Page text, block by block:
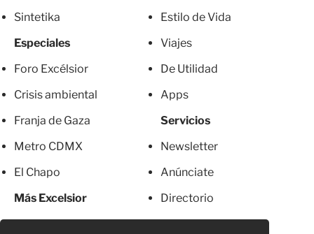
Sintetika
Especiales
Foro Excélsior
Crisis ambiental
Franja de Gaza
Metro CDMX
El Chapo
Más Excelsior
Estilo de Vida
Viajes
De Utilidad
Apps
Servicios
Newsletter
Anúnciate
Directorio